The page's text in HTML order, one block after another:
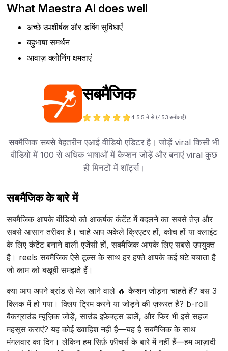
What Maestra AI does well
अच्छे उपशीर्षक और डबिंग सुविधाएँ
बहुभाषा समर्थन
आवाज़ क्लोनिंग क्षमताएं
सबमैजिक
4.5 5 में से (453 समीक्षाएँ)
सबमैजिक सबसे बेहतरीन एआई वीडियो एडिटर है। जोड़ें viral किसी भी
वीडियो में 100 से अधिक भाषाओं में कैप्शन जोड़ें और बनाएं viral कुछ
ही मिनटों में शॉर्ट्स।
सबमैजिक के बारे में
सबमैजिक आपके वीडियो को आकर्षक कंटेंट में बदलने का सबसे तेज़ और
सबसे आसान तरीका है। चाहे आप अकेले क्रिएटर हों, कोच हों या क्लाइंट
के लिए कंटेंट बनाने वाली एजेंसी हों, सबमैजिक आपके लिए सबसे उपयुक्त
है। reels सबमैजिक ऐसे टूल्स के साथ हर हफ्ते आपके कई घंटे बचाता है
जो काम को बखूबी समझते हैं।
क्या आप अपने ब्रांड से मेल खाने वाले 🔥 कैप्शन जोड़ना चाहते हैं? बस 3
क्लिक में हो गया। क्लिप ट्रिम करने या जोड़ने की ज़रूरत है? b-roll
बैकग्राउंड म्यूज़िक जोड़ें, साउंड इफ़ेक्ट्स डालें, और फिर भी इसे सहज
महसूस कराएं? यह कोई ख्वाहिश नहीं है—यह है सबमैजिक के साथ
मंगलवार का दिन। लेकिन हम सिर्फ़ फ़ीचर्स के बारे में नहीं हैं—हम आज़ादी